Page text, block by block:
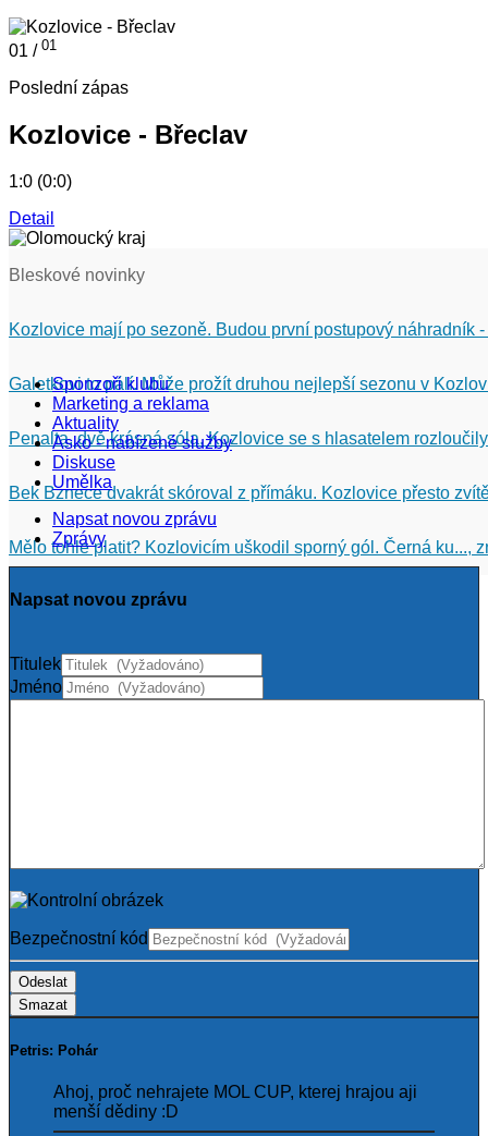
01 / 01
Poslední zápas
Kozlovice - Břeclav
1:0 (0:0)
Detail
Bleskové novinky
Kozlovice mají po sezoně. Budou první postupový náhradník
Galetkovi to pálí. Může prožít druhou nejlepší sezonu v
Penalta, dvě krásná sóla. Kozlovice se s hlasatelem
Bek Bznece dvakrát skóroval z přímáku. Kozlovice přesto
Mělo tohle platit? Kozlovicím uškodil sporný gól. Černá ku...,
Sponzoři klubu
Marketing a reklama
Aktuality
Asko - nabízené služby
Diskuse
Umělka
Napsat novou zprávu
Zprávy
Napsat novou zprávu
Titulek
Jméno
Bezpečnostní kód
Odeslat
Smazat
Petris: Pohár
Ahoj, proč nehrajete MOL CUP, kterej hrajou aji
menší dědiny :D